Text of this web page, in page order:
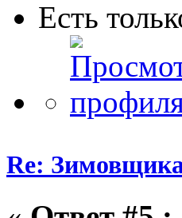
Есть
Re: